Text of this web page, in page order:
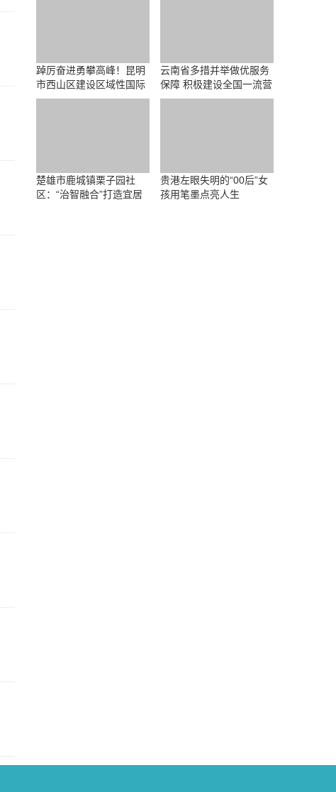
踔厉奋进勇攀高峰！昆明
市西山区建设区域性国际
中心城市纪实
云南省多措并举做优服务
保障 积极建设全国一流营
商环境
楚雄市鹿城镇栗子园社
区：“治智融合”打造宜居
贵港左眼失明的“00后”女
孩用笔墨点亮人生